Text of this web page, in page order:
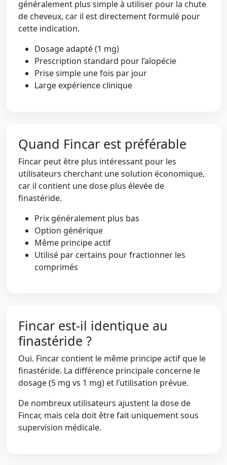
généralement plus simple à utiliser pour la chute
de cheveux, car il est directement formulé pour
cette indication.
Dosage adapté (1 mg)
Prescription standard pour l’alopécie
Prise simple une fois par jour
Large expérience clinique
Quand Fincar est préférable
Fincar peut être plus intéressant pour les
utilisateurs cherchant une solution économique,
car il contient une dose plus élevée de
finastéride.
Prix généralement plus bas
Option générique
Même principe actif
Utilisé par certains pour fractionner les
comprimés
Fincar est-il identique au
finastéride ?
Oui. Fincar contient le même principe actif que le
finastéride. La différence principale concerne le
dosage (5 mg vs 1 mg) et l’utilisation prévue.
De nombreux utilisateurs ajustent la dose de
Fincar, mais cela doit être fait uniquement sous
supervision médicale.